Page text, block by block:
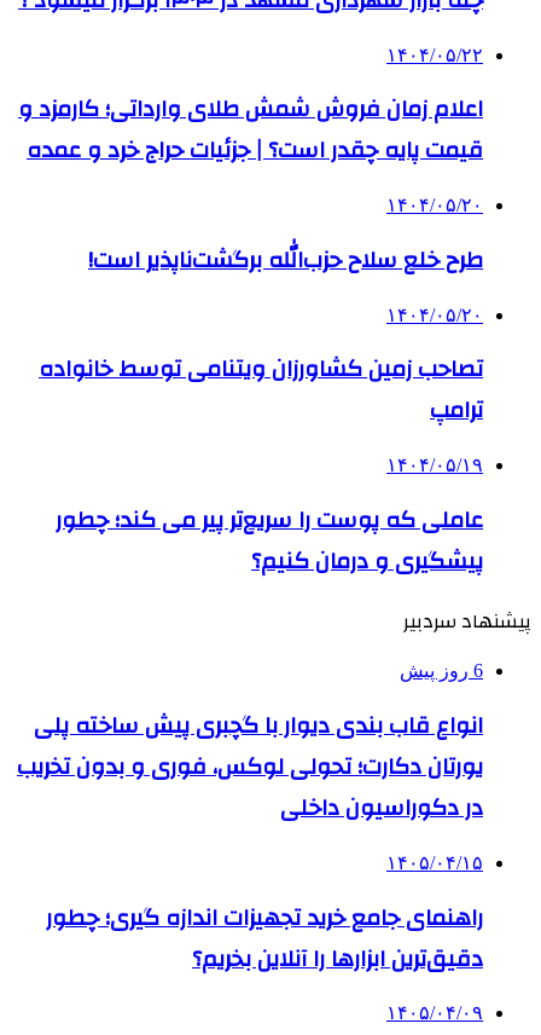
۱۴۰۴/۰۵/۲۲
اعلام زمان فروش شمش طلای وارداتی؛ کارمزد و
قیمت پایه چقدر است؟ | جزئیات حراج خرد و عمده
۱۴۰۴/۰۵/۲۰
طرح خلع سلاح حزب‌الله برگشت‌ناپذیر است!
۱۴۰۴/۰۵/۲۰
تصاحب زمین کشاورزان ویتنامی توسط خانواده
ترامپ
۱۴۰۴/۰۵/۱۹
عاملی که پوست را سریع‌تر پیر می کند؛ چطور
پیشگیری و درمان کنیم؟
پیشنهاد سردبیر
6 روز پیش
انواع قاب بندی دیوار با گچبری پیش ساخته پلی
یورتان دکارت؛ تحولی لوکس، فوری و بدون تخریب
در دکوراسیون داخلی
۱۴۰۵/۰۴/۱۵
راهنمای جامع خرید تجهیزات اندازه گیری؛ چطور
دقیق‌ترین ابزارها را آنلاین بخریم؟
۱۴۰۵/۰۴/۰۹